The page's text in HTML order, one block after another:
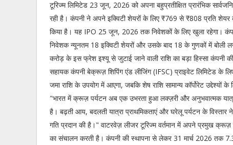
टूरिज्म लिमिटेड 23 जून, 2026 को अपना बहुप्रतीक्षित प्रारंभिक
रही है। कंपनी ने अपने इक्विटी शेयरों के लिए ₹769 से ₹808 प्रति शेयर
किया है। यह IPO 25 जून, 2026 तक निवेशकों के लिए खुला रहेगा।
निवेशक न्यूनतम 18 इक्विटी शेयरों और उसके बाद 18 के गुणकों में बोली
करोड़ के इस फ्रेश इश्यू से जुटाई जाने वाली राशि का बड़ा हिस्सा कंपनी
सहायक कंपनी बेक्रूज़ शिपिंग एंड लीजिंग (IFSC) प्राइवेट लिमिटेड के
जमा राशि के उपयोग में आएगा, जबकि शेष राशि सामान्य कॉर्पोरेट उद्देश्यों के
"भारत में क्रूज़ पर्यटन अब एक उभरता हुआ लक्ज़री और अनुभवात्मक
है। बढ़ती आय, बदलती यात्रा प्राथमिकताएं और घरेलू पर्यटन के विस्तार
गति प्रदान की है।" वाटरवेज़ लीजर टूरिज्म वर्तमान में अपने प्रमुख क्रूज़
का संचालन करती है। कंपनी की स्थापना से लेकर 31 मार्च 2026 तक